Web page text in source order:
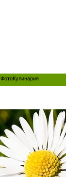
ФотоКулинария